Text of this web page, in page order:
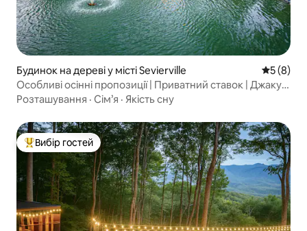
Будинок на дереві у місті Sevierville Середня
5 (8)
Особливі осінні пропозиції | Приватний ставок | Джакузі
| Сауна
Розташування · Сім’я · Якість сну
Топ вибір гостей
Вибір гостей